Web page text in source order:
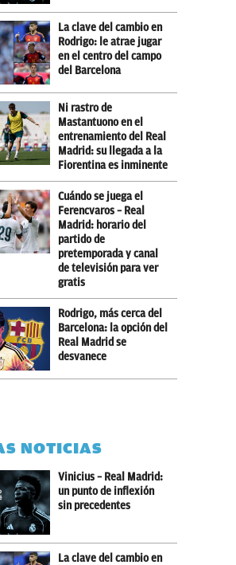
La clave del cambio en
Rodrigo: le atrae jugar
en el centro del campo
del Barcelona
Ni rastro de
Mastantuono en el
entrenamiento del Real
Madrid: su llegada a la
Fiorentina es inminente
Cuándo se juega el
Ferencvaros – Real
Madrid: horario del
partido de
pretemporada y canal
de televisión para ver
gratis
Rodrigo, más cerca del
Barcelona: la opción del
Real Madrid se
desvanece
NOTICIAS
Vinicius – Real Madrid:
un punto de inflexión
sin precedentes
La clave del cambio en